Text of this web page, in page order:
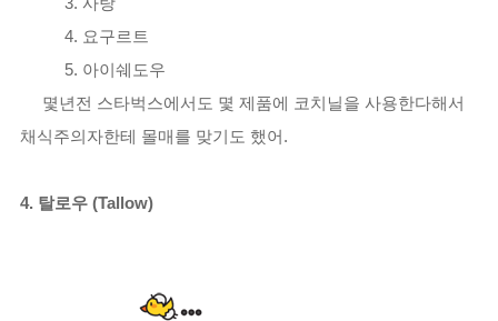
4. 요구르트
5. 아이쉐도우
몇년전 스타벅스에서도 몇 제품에 코치닐을 사용한다해서
채식주의자한테 몰매를 맞기도 했어.
4. 탈로우 (Tallow)